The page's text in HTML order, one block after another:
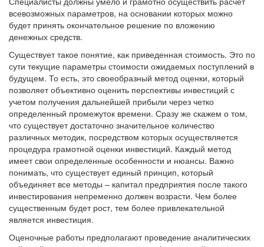
всевозможных параметров, на основании которых можно
будет принять окончательное решение по вложению
денежных средств.
Существует такое понятие, как приведенная стоимость. Это по
сути текущие параметры стоимости ожидаемых поступлений в
будущем. То есть, это своеобразный метод оценки, который
позволяет объективно оценить перспективы инвестиций с
учетом получения дальнейшей прибыли через четко
определенный промежуток времени. Сразу же скажем о том,
что существует достаточно значительное количество
различных методик, посредством которых осуществляется
процедура грамотной оценки инвестиций. Каждый метод
имеет свои определенные особенности и нюансы. Важно
понимать, что существует единый принцип, который
объединяет все методы – капитал предприятия после такого
инвестирования непременно должен возрасти. Чем более
существенным будет рост, тем более привлекательной
является инвестиция.
Оценочные работы предполагают проведение аналитических